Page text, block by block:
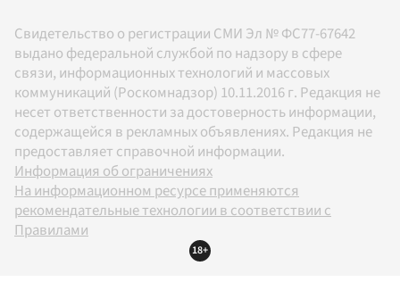
Свидетельство о регистрации СМИ Эл № ФС77-67642
выдано федеральной службой по надзору в сфере
связи, информационных технологий и массовых
коммуникаций (Роскомнадзор) 10.11.2016 г. Редакция не
несет ответственности за достоверность информации,
содержащейся в рекламных объявлениях. Редакция не
предоставляет справочной информации.
Информация об ограничениях
На информационном ресурсе применяются
рекомендательные технологии в соответствии с
Правилами
18+